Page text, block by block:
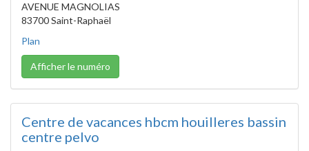
AVENUE MAGNOLIAS
83700 Saint-Raphaël
Plan
Afficher le numéro
Centre de vacances hbcm houilleres bassin
centre pelvo